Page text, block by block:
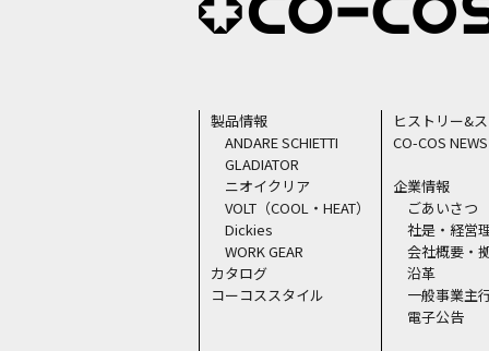
製品情報
ANDARE SCHIETTI
GLADIATOR
ニオイクリア
VOLT（COOL・HEAT）
Dickies
WORK GEAR
カタログ
コーコススタイル
ヒストリー&
CO-COS NEWS
企業情報
ごあいさつ
社是・経営
会社概要・
沿革
一般事業主
電子公告